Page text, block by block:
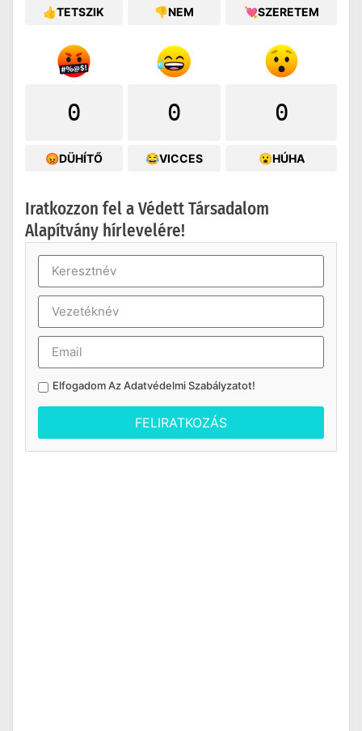
👍TETSZIK 👎NEM 💘SZERETEM
0
😡DÜHÍTŐ
0
😂VICCES
0
😮HÚHA
Iratkozzon fel a Védett Társadalom
Alapítvány hírlevelére!
Elfogadom AzAdatvédelmi Szabályzatot!
FELIRATKOZÁS